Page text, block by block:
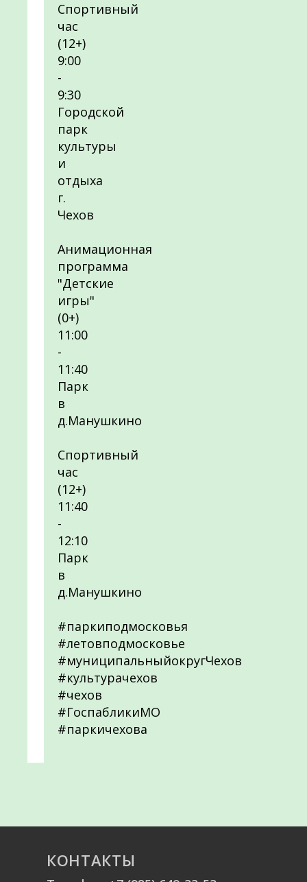
Спортивный
час
(12+)
9:00
-
9:30
Городской
парк
культуры
и
отдыха
г.
Чехов
Анимационная
программа
"Детские
игры"
(0+)
11:00
-
11:40
Парк
в
д.Манушкино
Спортивный
час
(12+)
11:40
-
12:10
Парк
в
д.Манушкино
#паркиподмосковья
#летовподмосковье
#муниципальныйокругЧехов
#культурачехов
#чехов
#ГоспабликиМО
#паркичехова
КОНТАКТЫ